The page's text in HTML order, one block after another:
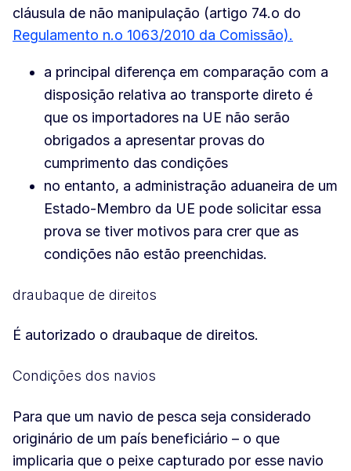
cláusula de não manipulação (artigo 74.o do
Regulamento n.o 1063/2010 da Comissão).
a principal diferença em comparação com a
disposição relativa ao transporte direto é
que os importadores na UE não serão
obrigados a apresentar provas do
cumprimento das condições
no entanto, a administração aduaneira de um
Estado-Membro da UE pode solicitar essa
prova se tiver motivos para crer que as
condições não estão preenchidas.
draubaque de direitos
É autorizado o draubaque de direitos.
Condições dos navios
Para que um navio de pesca seja considerado
originário de um país beneficiário – o que
implicaria que o peixe capturado por esse navio